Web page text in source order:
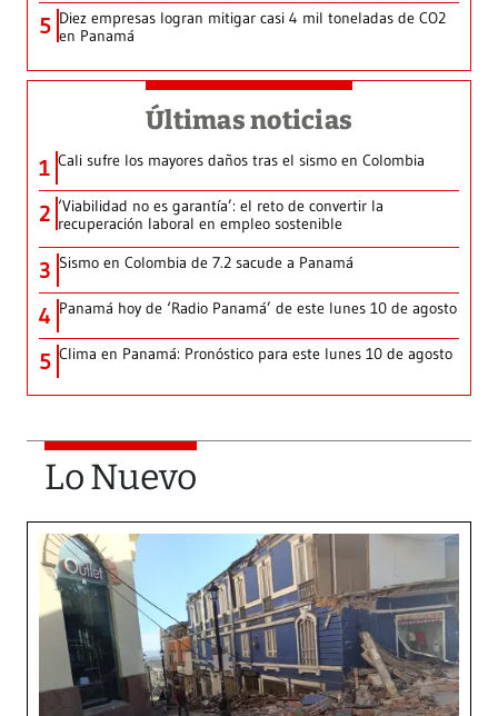
5 Diez empresas logran mitigar casi 4 mil toneladas de CO2
en Panamá
Últimas noticias
1 Cali sufre los mayores daños tras el sismo en Colombia
2 ‘Viabilidad no es garantía’: el reto de convertir la
recuperación laboral en empleo sostenible
3 Sismo en Colombia de 7.2 sacude a Panamá
4 Panamá hoy de ‘Radio Panamá’ de este lunes 10 de agosto
5 Clima en Panamá: Pronóstico para este lunes 10 de agosto
Lo Nuevo